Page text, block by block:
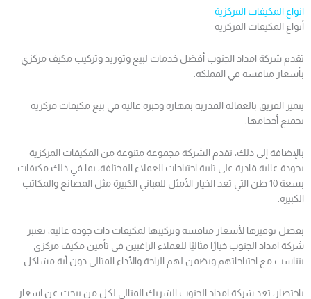
انواع المكيفات المركزية
أنواع المكيفات المركزية
تقدم شركة امداد الجنوب أفضل خدمات لبيع وتوريد وتركيب مكيف مركزي
بأسعار منافسة في المملكة.
يتميز الفريق بالعمالة المدربة بمهارة وخبرة عالية في بيع مكيفات مركزية
بجميع أحجامها.
بالإضافة إلى ذلك، تقدم الشركة مجموعة متنوعة من المكيفات المركزية
بجودة عالية قادرة على تلبية احتياجات العملاء المختلفة، بما في ذلك مكيفات
بسعة 10 طن التي تعد الخيار الأمثل للمباني الكبيرة مثل المصانع والمكاتب
الكبيرة.
بفضل توفيرها لأسعار منافسة وتركيبها لمكيفات ذات جودة عالية، تعتبر
شركة امداد الجنوب خيارًا مثاليًا للعملاء الراغبين في تأمين مكيف مركزي
يتناسب مع احتياجاتهم ويضمن لهم الراحة والأداء المثالي دون أية مشاكل.
باختصار، تعد شركة امداد الجنوب الشريك المثالي لكل من يبحث عن اسعار